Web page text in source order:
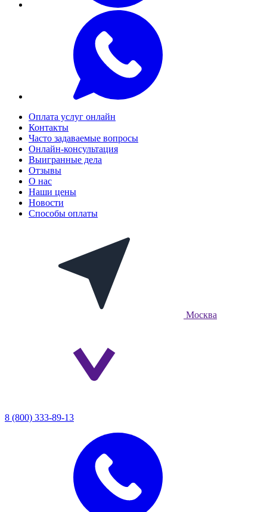
Оплата услуг онлайн
Контакты
Часто задаваемые вопросы
Онлайн-консультация
Выигранные дела
Отзывы
О нас
Наши цены
Новости
Способы оплаты
Москва
8 (800) 333-89-13